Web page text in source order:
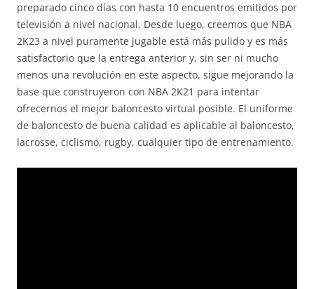
preparado cinco días con hasta 10 encuentros emitidos por
televisión a nivel nacional. Desde luego, creemos que NBA
2K23 a nivel puramente jugable está más pulido y es más
satisfactorio que la entrega anterior y, sin ser ni mucho
menos una revolución en este aspecto, sigue mejorando la
base que construyeron con NBA 2K21 para intentar
ofrecernos el mejor baloncesto virtual posible. El uniforme
de baloncesto de buena calidad es aplicable al baloncesto,
lacrosse, ciclismo, rugby, cualquier tipo de entrenamiento.